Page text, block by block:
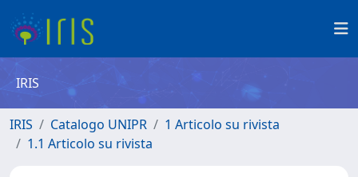
IRIS
IRIS Catalogo UNIPR
1 Articolo su rivista
1.1 Articolo su rivista